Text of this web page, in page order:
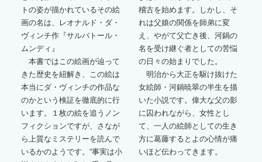
トの姿が描かれているその絵
画の名は、レオナルド・ダ・
ヴィンチ作『サルバトール・
ムンディ』
本書ではこの絵画が辿って
きた歴史を紐解き、この絵は
本当にダ・ヴィンチの作品な
のかという検証を徹底的に行
います。１枚の絵を追うノン
フィクションですが、さなが
ら上質なミステリーを読んで
いるかのようです。“事実は小
稽古を始めます。しかし、そ
れは父娘の関係を師弟に変
え、やがて父亡き後、河鍋の
名を受け継ぐ者としての苦悩
の日々の始まりでした。
明治から大正を駆け抜けた
女絵師・河鍋暁翠の半生を描
いた小説です。偉大な父の影
に囚われながら、女性とし
て、一人の絵師としての生き
方に葛藤するとよの心情が痛
いほど伝わってきます。